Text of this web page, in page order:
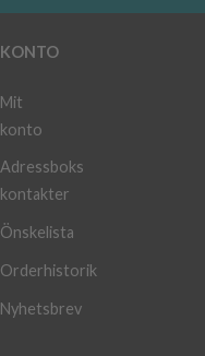
KONTO
Mit
konto
Adressboks
kontakter
Önskelista
Orderhistorik
Nyhetsbrev